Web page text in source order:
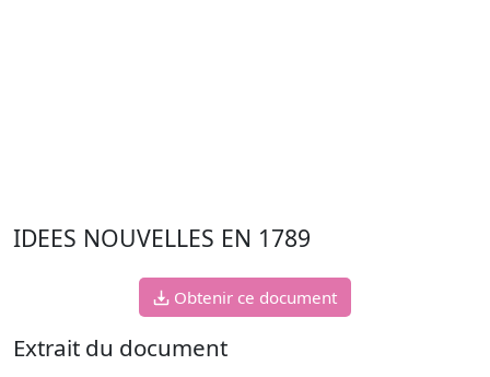
IDEES NOUVELLES EN 1789
Obtenir ce document
Extrait du document